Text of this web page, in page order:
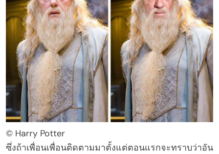
© Harry Potter
ซึ่งถ้าเพื่อนเพื่อนติดตามมาตั้งแต่ตอนแรกจะทราบว่าอัน